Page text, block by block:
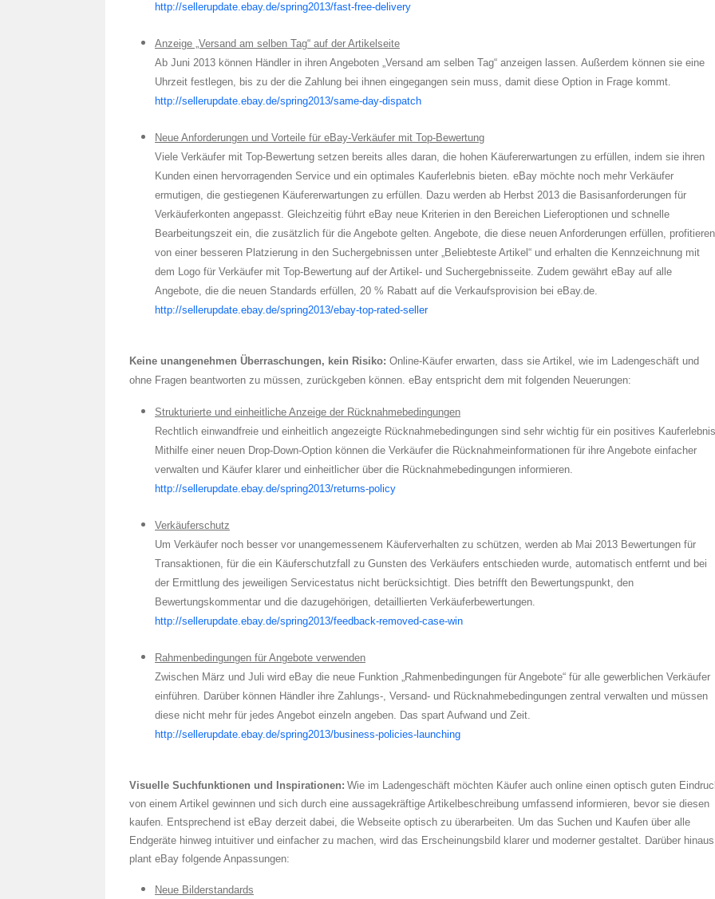
http://sellerupdate.ebay.de/spring2013/fast-free-delivery
Anzeige „Versand am selben Tag“ auf der Artikelseite
Ab Juni 2013 können Händler in ihren Angeboten „Versand am selben Tag“ anzeigen lassen. Außerdem können sie eine
Uhrzeit festlegen, bis zu der die Zahlung bei ihnen eingegangen sein muss, damit diese Option in Frage kommt.
http://sellerupdate.ebay.de/spring2013/same-day-dispatch
Neue Anforderungen und Vorteile für eBay-Verkäufer mit Top-Bewertung
Viele Verkäufer mit Top-Bewertung setzen bereits alles daran, die hohen Käufererwartungen zu erfüllen, indem sie ihren
Kunden einen hervorragenden Service und ein optimales Kauferlebnis bieten. eBay möchte noch mehr Verkäufer
ermutigen, die gestiegenen Käufererwartungen zu erfüllen. Dazu werden ab Herbst 2013 die Basisanforderungen für
Verkäuferkonten angepasst. Gleichzeitig führt eBay neue Kriterien in den Bereichen Lieferoptionen und schnelle
Bearbeitungszeit ein, die zusätzlich für die Angebote gelten. Angebote, die diese neuen Anforderungen erfüllen, profitieren
von einer besseren Platzierung in den Suchergebnissen unter „Beliebteste Artikel“ und erhalten die Kennzeichnung mit
dem Logo für Verkäufer mit Top-Bewertung auf der Artikel- und Suchergebnisseite. Zudem gewährt eBay auf alle
Angebote, die die neuen Standards erfüllen, 20 % Rabatt auf die Verkaufsprovision bei eBay.de.
http://sellerupdate.ebay.de/spring2013/ebay-top-rated-seller
Keine unangenehmen Überraschungen, kein Risiko: Online-Käufer erwarten, dass sie Artikel, wie im Ladengeschäft und
ohne Fragen beantworten zu müssen, zurückgeben können. eBay entspricht dem mit folgenden Neuerungen:
Strukturierte und einheitliche Anzeige der Rücknahmebedingungen
Rechtlich einwandfreie und einheitlich angezeigte Rücknahmebedingungen sind sehr wichtig für ein positives
Mithilfe einer neuen Drop-Down-Option können die Verkäufer die Rücknahmeinformationen für ihre Angebote einfacher
verwalten und Käufer klarer und einheitlicher über die Rücknahmebedingungen informieren.
http://sellerupdate.ebay.de/spring2013/returns-policy
Verkäuferschutz
Um Verkäufer noch besser vor unangemessenem Käuferverhalten zu schützen, werden ab Mai 2013 Bewertungen für
Transaktionen, für die ein Käuferschutzfall zu Gunsten des Verkäufers entschieden wurde, automatisch entfernt und bei
der Ermittlung des jeweiligen Servicestatus nicht berücksichtigt. Dies betrifft den Bewertungspunkt, den
Bewertungskommentar und die dazugehörigen, detaillierten Verkäuferbewertungen.
http://sellerupdate.ebay.de/spring2013/feedback-removed-case-win
Rahmenbedingungen für Angebote verwenden
Zwischen März und Juli wird eBay die neue Funktion „Rahmenbedingungen für Angebote“ für alle gewerblichen Verkäufer
einführen. Darüber können Händler ihre Zahlungs-, Versand- und Rücknahmebedingungen zentral verwalten und müssen
diese nicht mehr für jedes Angebot einzeln angeben. Das spart Aufwand und Zeit.
http://sellerupdate.ebay.de/spring2013/business-policies-launching
Visuelle Suchfunktionen und Inspirationen: Wie im Ladengeschäft möchten Käufer auch online einen optisch guten
von einem Artikel gewinnen und sich durch eine aussagekräftige Artikelbeschreibung umfassend informieren, bevor sie diesen
kaufen. Entsprechend ist eBay derzeit dabei, die Webseite optisch zu überarbeiten. Um das Suchen und Kaufen über alle
Endgeräte hinweg intuitiver und einfacher zu machen, wird das Erscheinungsbild klarer und moderner gestaltet. Darüber hinaus
plant eBay folgende Anpassungen:
Neue Bilderstandards